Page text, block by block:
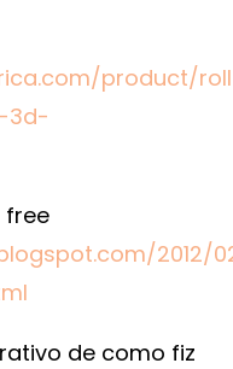
product/
3d-
free
2012/
de como fiz